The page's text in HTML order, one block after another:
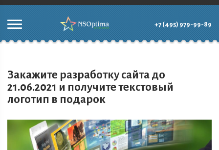
+7 (495) 979-99-89
Закажите разработку сайта до
21.06.2021 и получите текстовый
логотип в подарок